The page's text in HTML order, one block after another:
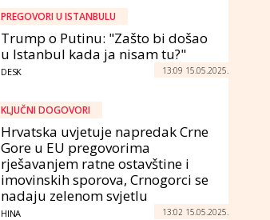
PREGOVORI U ISTANBULU
Trump o Putinu: "Zašto bi došao
u Istanbul kada ja nisam tu?"
DESK 13:09 15.05.2025.
KLJUČNI DOGOVORI
Hrvatska uvjetuje napredak Crne
Gore u EU pregovorima
rješavanjem ratne ostavštine i
imovinskih sporova, Crnogorci se
nadaju zelenom svjetlu
HINA 13:02 15.05.2025.